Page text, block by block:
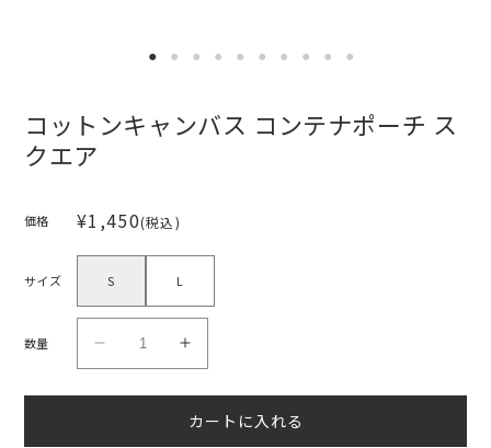
● ● ● ● ● ● ● ● ● ●
コットンキャンバス コンテナポーチ ス
クエア
価格
通
¥1,450(税込)
サイズ S L
数量
コ
ン
カートに入れる